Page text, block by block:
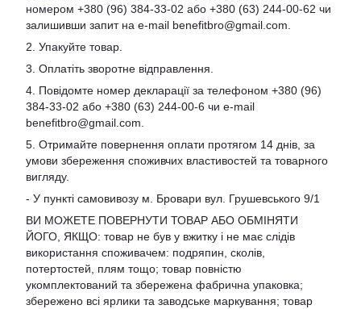
номером +380 (96) 384-33-02 або +380 (63) 244-00-62 чи
залишивши запит на e-mail benefitbro@gmail.com
2. Упакуйте товар.
3. Оплатіть зворотне відправлення.
4. Повідомте номер декларації за телефоном +380 (96)
384-33-02 або +380 (63) 244-00-6 чи e-mail
benefitbro@gmail.com
5. Отримайте повернення оплати протягом 14 днів, за
умови збереження споживчих властивостей та товарного
вигляду.
- У пункті самовивозу м. Бровари вул. Грушевського 9/1
ВИ МОЖЕТЕ ПОВЕРНУТИ ТОВАР АБО ОБМІНЯТИ
ЙОГО, ЯКЩО: товар не був у вжитку і не має слідів
використання споживачем: подряпин, сколів,
потертостей, плям тощо; товар повністю
укомплектований та збережена фабрична упаковка;
збережено всі ярлики та заводське маркування; товар